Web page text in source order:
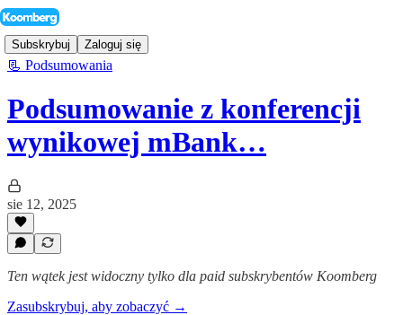
Subskrybuj Zaloguj się
📃 Podsumowania
Podsumowanie z konferencji
wynikowej mBank…
sie 12, 2025
Ten wątek jest widoczny tylko dla paid subskrybentów Koomberg
Zasubskrybuj, aby zobaczyć →